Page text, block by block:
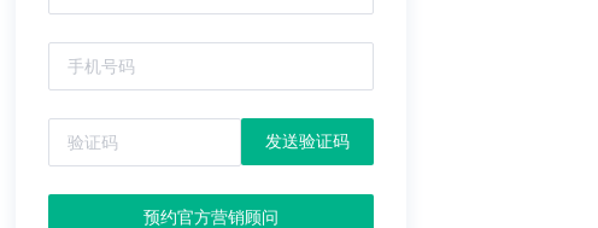
发送验证码
预约官方营销顾问